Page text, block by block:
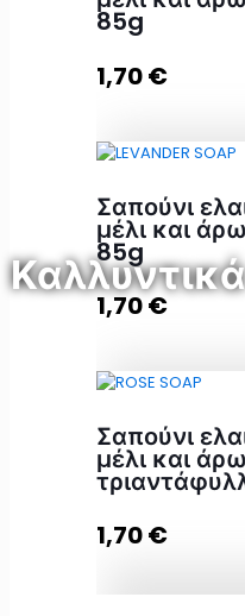
Καλλυντικά
85g
1,70€
Σαπούνι
άρωμα γιασεμί
Προσθήκη
Σαπούνι
μέλι και
85g
1,70€
Σαπούνι
άρωμα λεβάντα
Προσθήκη
Σαπούνι
μέλι και
1,70€